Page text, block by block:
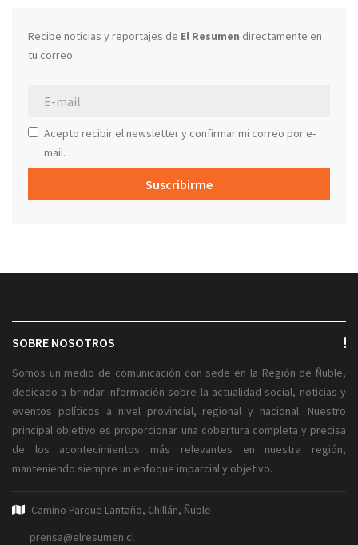
Recibe noticias y reportajes de El Resumen directamente en
tu correo.
Acepto recibir el newsletter y confirmar mi correo por e-
mail.
Suscribirme
SOBRE NOSOTROS
Somos un medio de comunicación con sede en la Región de Ñuble,
dedicado a brindar información sobre la actualidad social, noticias y
eventos políticos a nivel provincial, regional y nacional. Nuestro
principal objetivo es proporcionar una cobertura completa y precisa
de los acontecimientos más relevantes en nuestra región,
manteniendo siempre un enfoque imparcial y objetivo.
Camino Parque Lantaño, Chillán, Ñuble
prensa@elresumen.cl